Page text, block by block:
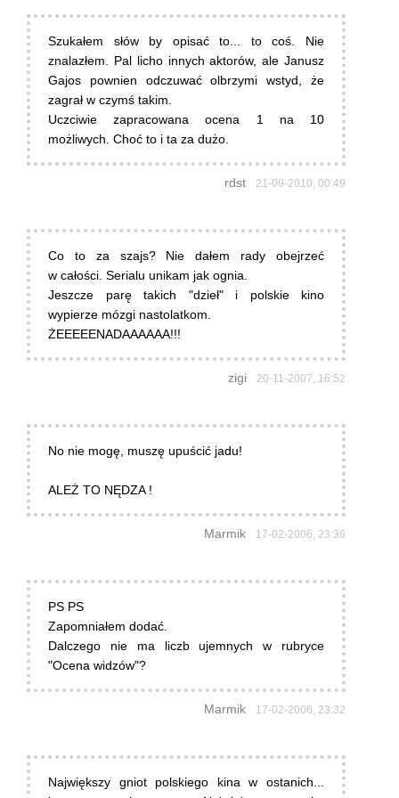
Szukałem słów by opisać to... to coś. Nie
znalazłem. Pal licho innych aktorów, ale Janusz
Gajos pownien odczuwać olbrzymi wstyd, że
zagrał w czymś takim.
Uczciwie zapracowana ocena 1 na 10
możliwych. Choć to i ta za dużo.
rdst 21-09-2010, 00:49
Co to za szajs? Nie dałem rady obejrzeć
w całości. Serialu unikam jak ognia.
Jeszcze parę takich "dzieł" i polskie kino
wypierze mózgi nastolatkom.
ŻEEEEENADAAAAAA!!!
zigi 20-11-2007, 16:52
No nie mogę, muszę upuścić jadu!
ALEŻ TO NĘDZA !
Marmik 17-02-2006, 23:36
PS PS
Zapomniałem dodać.
Dalczego nie ma liczb ujemnych w rubryce
"Ocena widzów"?
Marmik 17-02-2006, 23:32
Największy gniot polskiego kina w ostanich...